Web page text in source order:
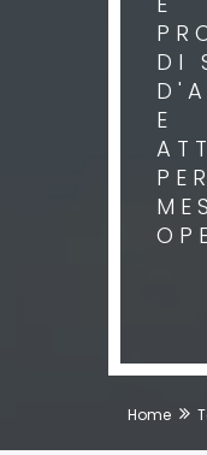
DI
E
Home